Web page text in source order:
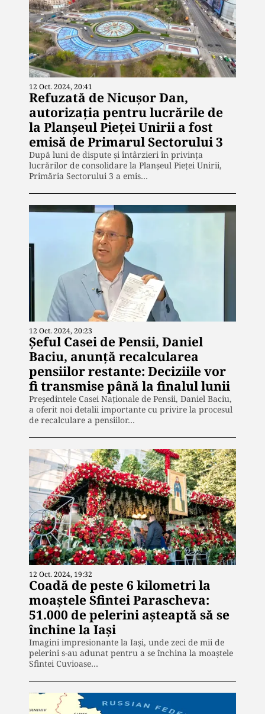
12 Oct. 2024, 20:41
Refuzată de Nicușor Dan,
autorizația pentru lucrările de
la Planșeul Pieței Unirii a fost
emisă de Primarul Sectorului 3
După luni de dispute și întârzieri în privința
lucrărilor de consolidare la Planșeul Pieței Unirii,
Primăria Sectorului 3 a emis…
12 Oct. 2024, 20:23
Șeful Casei de Pensii, Daniel
Baciu, anunță recalcularea
pensiilor restante: Deciziile vor
fi transmise până la finalul lunii
Președintele Casei Naționale de Pensii, Daniel Baciu,
a oferit noi detalii importante cu privire la procesul
de recalculare a pensiilor…
12 Oct. 2024, 19:32
Coadă de peste 6 kilometri la
moaștele Sfintei Parascheva:
51.000 de pelerini așteaptă să se
închine la Iași
Imagini impresionante la Iași, unde zeci de mii de
pelerini s-au adunat pentru a se închina la moaștele
Sfintei Cuvioase…